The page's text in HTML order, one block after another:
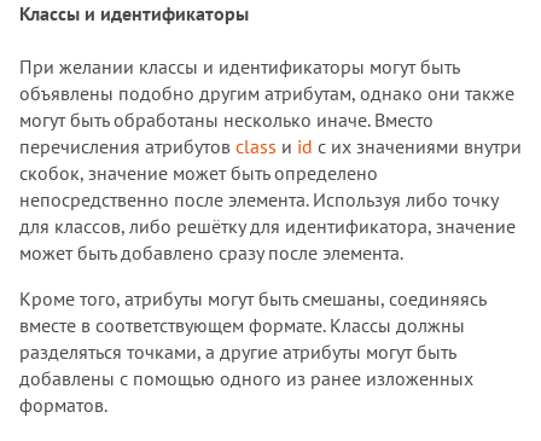
Классы и идентификаторы
При желании классы и идентификаторы могут быть
объявлены подобно другим атрибутам, однако они также
могут быть обработаны несколько иначе. Вместо
перечисления атрибутов class и id с их значениями внутри
скобок, значение может быть определено
непосредственно после элемента. Используя либо точку
для классов, либо решётку для идентификатора, значение
может быть добавлено сразу после элемента.
Кроме того, атрибуты могут быть смешаны, соединяясь
вместе в соответствующем формате. Классы должны
разделяться точками, а другие атрибуты могут быть
добавлены с помощью одного из ранее изложенных
форматов.